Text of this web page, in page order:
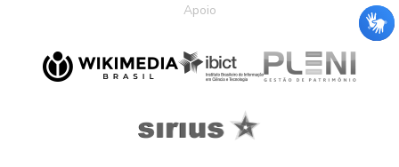
Apoio